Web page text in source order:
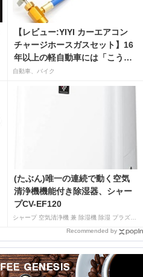
【レビュー:YIYI カーエアコン
チャージホースガスセット】16
年以上の軽自動車には「こうか
はばつぐんだ」が…
自動車、バイク
(たぶん)唯一の連続で動く空気
清浄機機能付き除湿器、シャー
プCV-EF120
シャープ 空気清浄機 兼 除湿機 除湿 プラズマクラスター 7000 除湿 12L 空気清浄 15畳 ホワイト CV-EF120-W
Recommended by